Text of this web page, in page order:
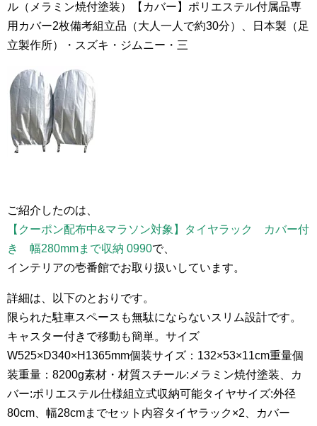
ル（メラミン焼付塗装）【カバー】ポリエステル付属品専
用カバー2枚備考組立品（大人一人で約30分）、日本製（足
立製作所）・スズキ・ジムニー・三
ご紹介したのは、
【クーポン配布中&マラソン対象】タイヤラック カバー付
き 幅280mmまで収納 0990で、
インテリアの壱番館でお取り扱いしています。
詳細は、以下のとおりです。
限られた駐車スペースも無駄にならないスリム設計です。
キャスター付きで移動も簡単。サイズ
W525×D340×H1365mm個装サイズ：132×53×11cm重量個
装重量：8200g素材・材質スチール:メラミン焼付塗装、カ
バー:ポリエステル仕様組立式収納可能タイヤサイズ:外径
80cm、幅28cmまでセット内容タイヤラック×2、カバー